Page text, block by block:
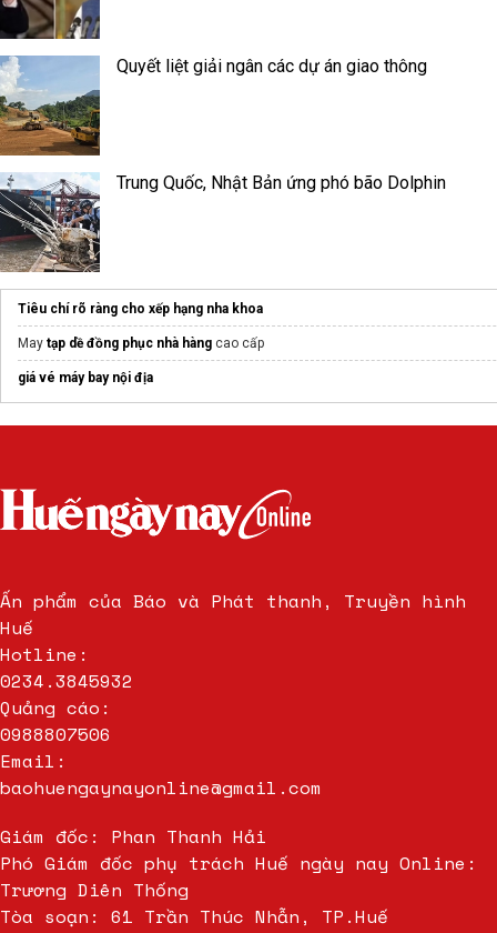
Quyết liệt giải ngân các dự án giao thông
Trung Quốc, Nhật Bản ứng phó bão Dolphin
Tiêu chí rõ ràng cho xếp hạng nha khoa
May tạp dề đồng phục nhà hàng cao cấp
giá vé máy bay nội địa
Ấn phẩm của Báo và Phát thanh, Truyền hình
Huế
Hotline:
0234.3845932
Quảng cáo:
0988807506
Email:
baohuengaynayonline@gmail.com
Giám đốc: Phan Thanh Hải
Phó Giám đốc phụ trách Huế ngày nay Online:
Trương Diên Thống
Tòa soạn: 61 Trần Thúc Nhẫn, TP.Huế